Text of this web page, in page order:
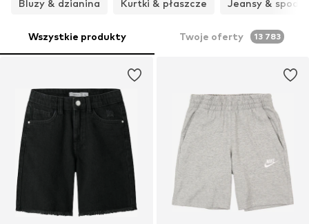
Bluzy & dzianina
Kurtki & płaszcze Jeansy &
Wszystkie produkty Twoje oferty 13 783